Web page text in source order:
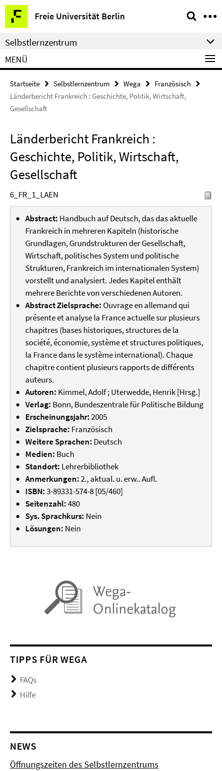
Springe
direkt
zu
Inhalt
Freie Universität Berlin
Service-
Navigation
Selbstlernzentrum
MENÜ
Startseite Selbstlernzentrum Wega
Französisch
Länderbericht Frankreich : Geschichte, Politik, Wirtschaft,
Gesellschaft
Länderbericht Frankreich :
Geschichte, Politik, Wirtschaft,
Gesellschaft
6_FR_1_LAEN
Abstract: Handbuch auf Deutsch, das das aktuelle
Frankreich in mehreren Kapiteln (historische
Grundlagen, Grundstrukturen der Gesellschaft,
Wirtschaft, politisches System und politische
Strukturen, Frankreich im internationalen System)
vorstellt und analysiert. Jedes Kapitel enthält
mehrere Berichte von verschiedenen Autoren.
Abstract Zielsprache: Ouvrage en allemand qui
présente et analyse la France actuelle sur plusieurs
chapitres (bases historiques, structures de la
société, économie, système et structures politiques,
la France dans le système international). Chaque
chapitre contient plusieurs rapports de différents
auteurs.
Autoren: Kimmel, Adolf ; Uterwedde, Henrik [Hrsg.]
Verlag: Bonn, Bundeszentrale für Politische Bildung
Erscheinungsjahr:2005
Zielsprache: Französisch
Weitere Sprachen: Deutsch
Medien: Buch
Standort: Lehrerbibliothek
Anmerkungen:2., aktual. u. erw.. Aufl.
ISBN:3-89331-574-8 [05/460]
Seitenzahl:480
Sys. Sprachkurs: Nein
Lösungen: Nein
TIPPS FÜR WEGA
FAQs
Hilfe
NEWS
Öffnungszeiten des Selbstlernzentrums